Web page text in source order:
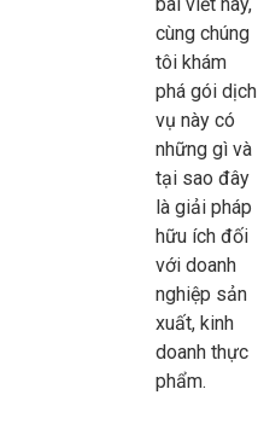
cùng chúng
tôi khám
phá gói dịch
vụ này có
những gì và
tại sao đây
là giải pháp
hữu ích đối
với doanh
nghiệp sản
xuất, kinh
doanh thực
phẩm.